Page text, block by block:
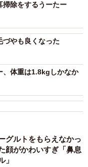
3/10
掃除をするうーたー
づやも良くなった
、体重は1.8kgしかなか
グルトをもらえなかっ
顔がかわいすぎ「鼻息
」